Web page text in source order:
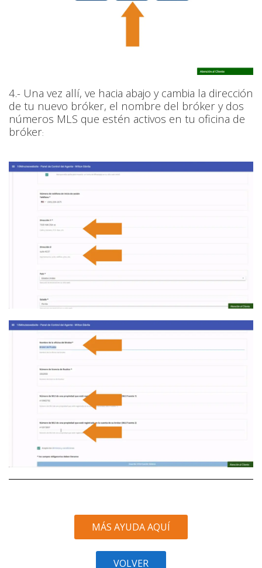
4.- Una vez allí, ve hacia abajo y cambia la dirección
de tu nuevo bróker, el nombre del bróker y dos
números MLS que estén activos en tu oficina de
bróker:
MÁS AYUDA AQUÍ
VOLVER